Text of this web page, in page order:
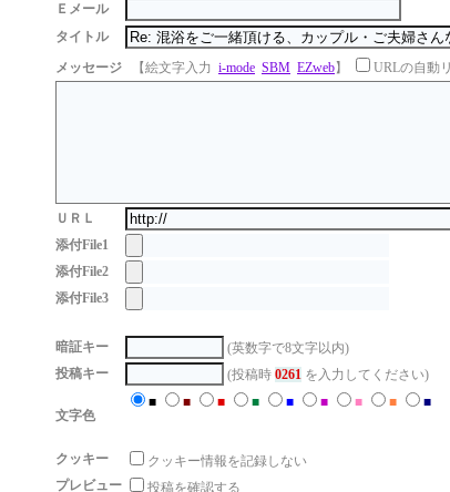
Ｅメール
タイトル
メッセージ
【絵文字入力 i-mode SBM EZweb】 URLの自動
ＵＲＬ
添付File1
添付File2
添付File3
暗証キー
(英数字で8文字以内)
投稿キー
(投稿時 0261 を入力してください)
文字色
■ ■ ■ ■ ■ ■ ■ ■ ■
クッキー
クッキー情報を記録しない
プレビュー
投稿を確認する